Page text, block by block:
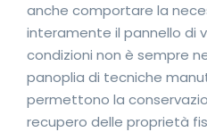
anche comportare la
interamente il pannello di
condizioni non è sempre
panoplia di tecniche
permettono la
recupero delle proprietà